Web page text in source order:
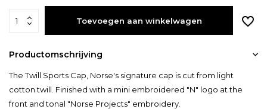
Toevoegen aan winkelwagen
Productomschrijving
The Twill Sports Cap, Norse's signature cap is cut from light
cotton twill. Finished with a mini embroidered "N" logo at the
front and tonal "Norse Projects" embroidery.